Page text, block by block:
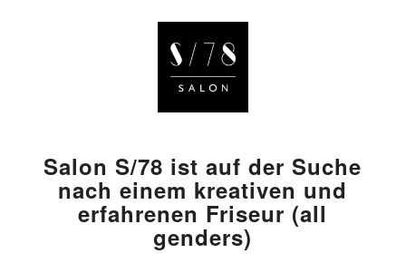
Salon S/78 ist auf der Suche
nach einem kreativen und
erfahrenen Friseur (all
genders)